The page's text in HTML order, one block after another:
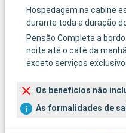
Hospedagem na cabine
durante toda a duração
Pensão Completa a
noite até o café da
exceto serviços
Os benefícios não
As formalidades de